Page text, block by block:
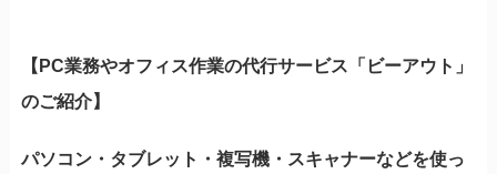
【PC業務やオフィス作業の代行サービス「ビーアウト」
のご紹介】
パソコン・タブレット・複写機・スキャナーなどを使っ